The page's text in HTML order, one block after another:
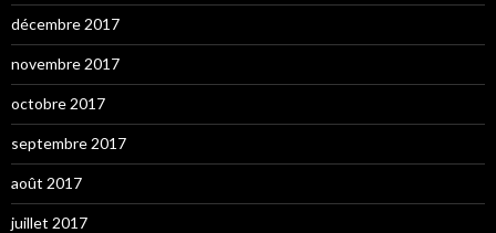
décembre 2017
novembre 2017
octobre 2017
septembre 2017
août 2017
juillet 2017